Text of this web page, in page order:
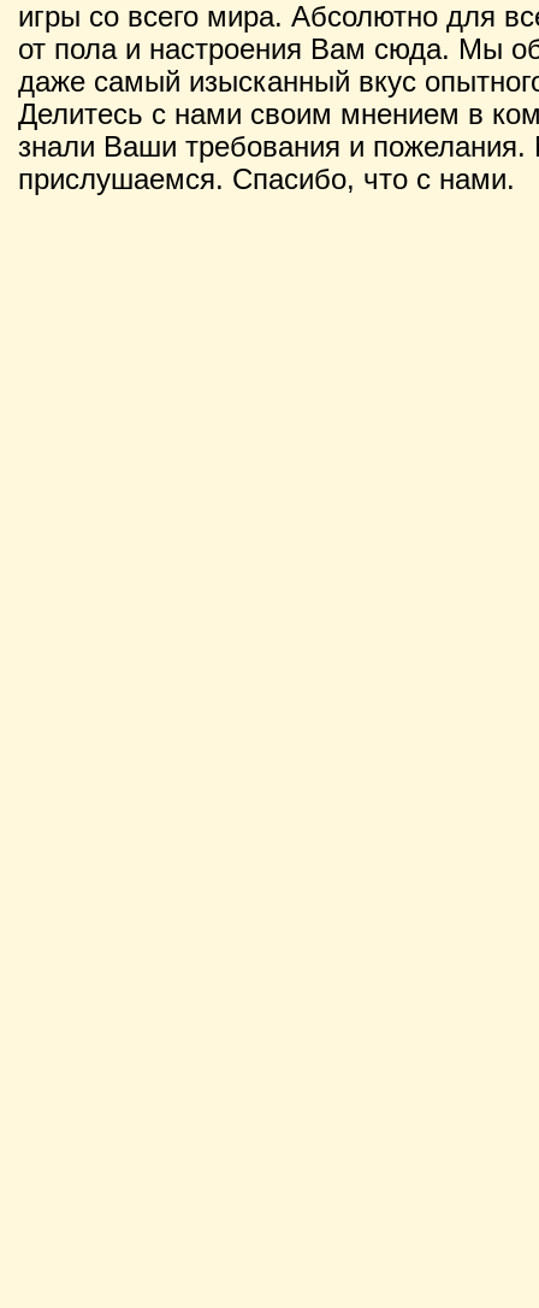
игры со всего мира. Абсолютно для
от пола и настроения Вам сюда. Мы
даже самый изысканный вкус
Делитесь с нами своим мнением в
знали Ваши требования и
прислушаемся. Спасибо, что с нами.